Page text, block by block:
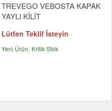
TREVEGO VEBOSTA KAPAK
YAYLI KİLİT
Lütfen Teklif İsteyin
Yeni Ürün Kritik Stok